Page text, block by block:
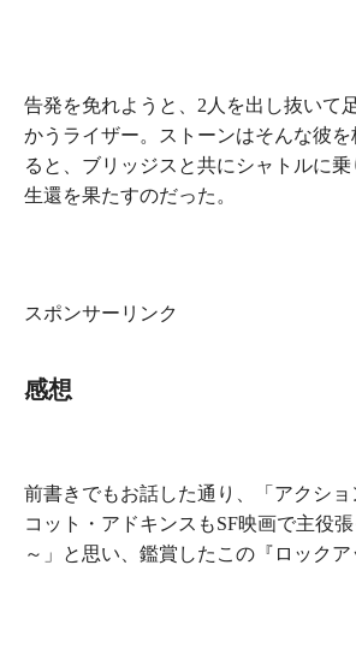
告発を免れようと、2人を出し抜いて
かうライザー。ストーンはそんな彼
ると、ブリッジスと共にシャトルに
生還を果たすのだった。
スポンサーリンク
感想
前書きでもお話した通り、
「アクシ
コット・アドキンスもSF映画で主役
～」
と思い、鑑賞したこの 『 ロック